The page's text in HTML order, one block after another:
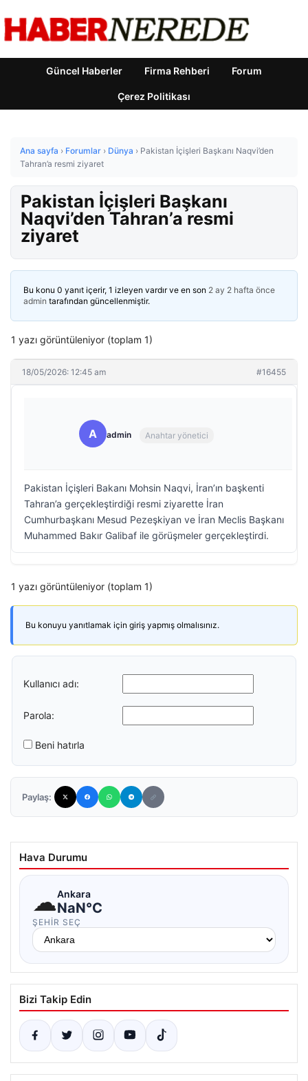
Güncel Haberler Firma Rehberi Forum
Çerez Politikası
Ana sayfa › Forumlar › Dünya › Pakistan İçişleri Başkanı Naqvi’den
Tahran’a resmi ziyaret
Pakistan İçişleri Başkanı
Naqvi’den Tahran’a resmi
ziyaret
Bu konu 0 yanıt içerir, 1 izleyen vardır ve en son 2 ay 2 hafta önce
admin tarafından güncellenmiştir.
1 yazı görüntüleniyor (toplam 1)
18/05/2026: 12:45 am #16455
A admin Anahtar yönetici
Pakistan İçişleri Bakanı Mohsin Naqvi, İran’ın başkenti
Tahran’a gerçekleştirdiği resmi ziyarette İran
Cumhurbaşkanı Mesud Pezeşkiyan ve İran Meclis Başkanı
Muhammed Bakır Galibaf ile görüşmeler gerçekleştirdi.
1 yazı görüntüleniyor (toplam 1)
Bu konuyu yanıtlamak için giriş yapmış olmalısınız.
Kullanıcı adı:
Parola:
Beni hatırla
Paylaş:
Hava Durumu
☁Ankara
NaN°C
ŞEHIR SEÇ
Bizi Takip Edin